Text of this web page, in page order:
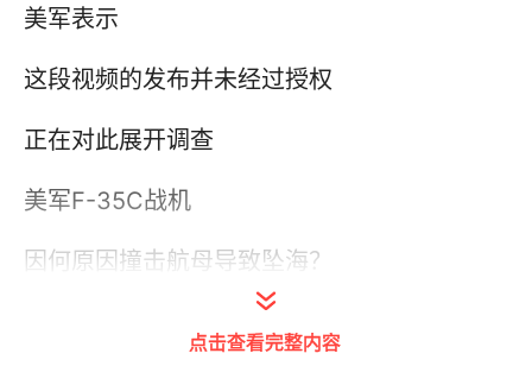
美军表示
这段视频的发布并未经过授权
正在对此展开调查
美军F-35C战机
因何原因撞击航母导致坠海？
点击查看完整内容